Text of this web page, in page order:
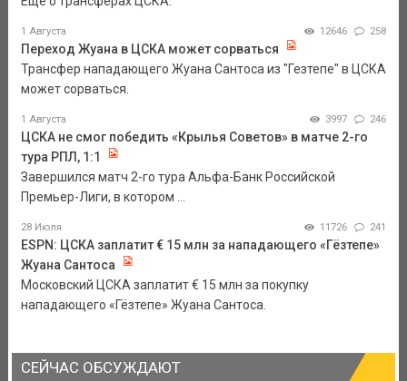
1 Августа 12646 258
Переход Жуана в ЦСКА может сорваться
Трансфер нападающего Жуана Сантоса из "Гезтепе" в ЦСКА
может сорваться.
1 Августа 3997 246
ЦСКА не смог победить «Крылья Советов» в матче 2-го
тура РПЛ, 1:1
Завершился матч 2-го тура Альфа-Банк Российской
Премьер-Лиги, в котором ...
28 Июля 11726 241
ESPN: ЦСКА заплатит € 15 млн за нападающего «Гёзтепе»
Жуана Сантоса
Московский ЦСКА заплатит € 15 млн за покупку
нападающего «Гёзтепе» Жуана Сантоса.
СЕЙЧАС ОБСУЖДАЮТ